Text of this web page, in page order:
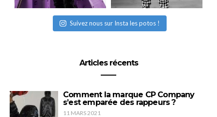
Suivez nous sur Insta les potos !
Articles récents
Comment la marque CP Company
s’est emparée des rappeurs ?
11 MARS 2021